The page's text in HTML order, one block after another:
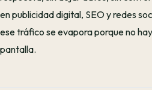
en publicidad digital, SEO y redes
ese tráfico se evapora porque no
pantalla.